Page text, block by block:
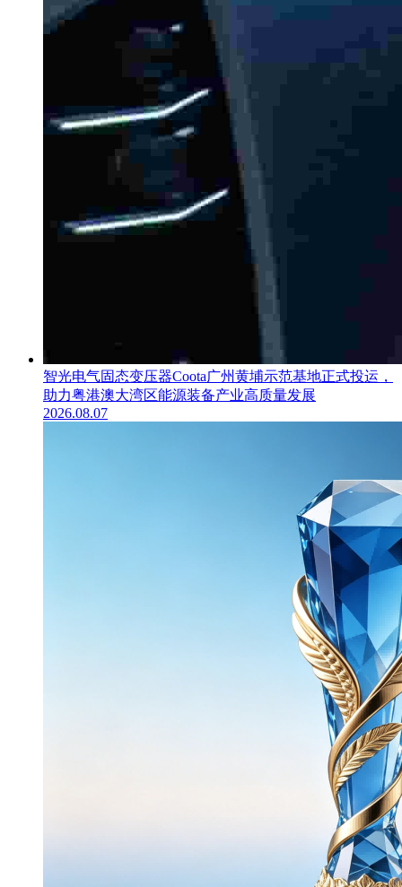
智光电气固态变压器Coota广州黄埔示范基地正式投运，
助力粤港澳大湾区能源装备产业高质量发展
2026.08.07